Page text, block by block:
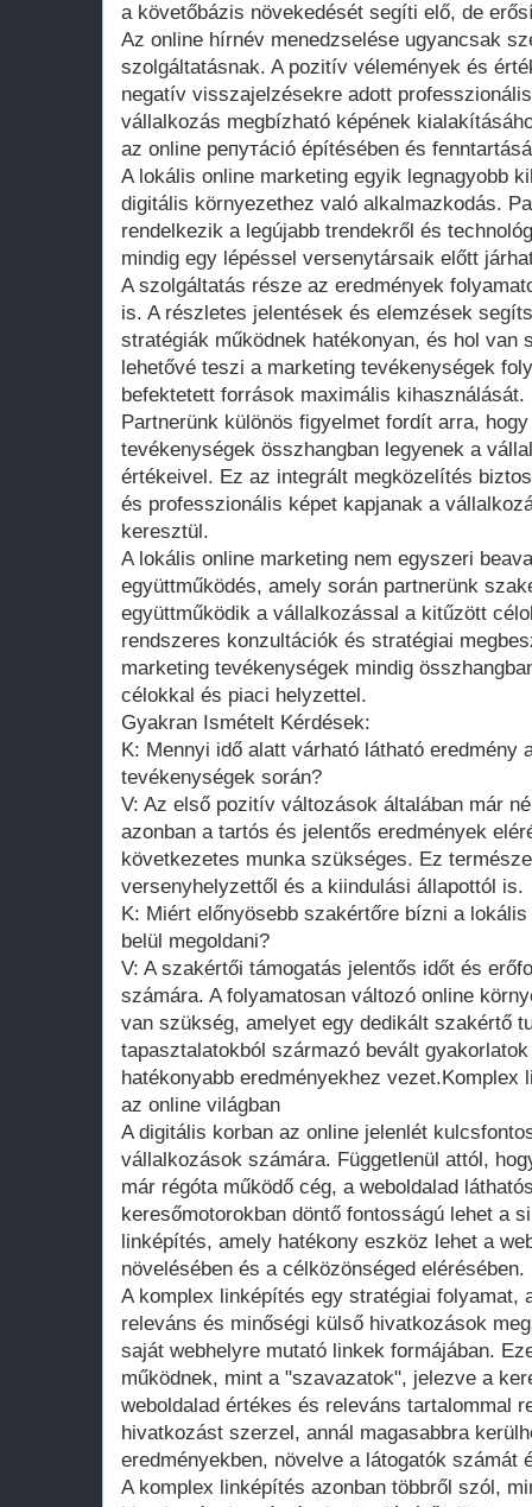
a követőbázis növekedését segíti elő, de
Az online hírnév menedzselése ugyancsak
szolgáltatásnak. A pozitív vélemények és
negatív visszajelzésekre adott
vállalkozás megbízható képének
az online репутáció építésében és
A lokális online marketing egyik legnagyobb
digitális környezethez való alkalmazkodás.
rendelkezik a legújabb trendekről és
mindig egy lépéssel versenytársaik előtt
A szolgáltatás része az eredmények
is. A részletes jelentések és elemzések
stratégiák működnek hatékonyan, és hol van
lehetővé teszi a marketing tevékenységek
befektetett források maximális kihasználását.
Partnerünk különös figyelmet fordít arra,
tevékenységek összhangban legyenek a
értékeivel. Ez az integrált megközelítés
és professzionális képet kapjanak a
keresztül.
A lokális online marketing nem egyszeri
együttműködés, amely során partnerünk
együttműködik a vállalkozással a kitűzött
rendszeres konzultációk és stratégiai
marketing tevékenységek mindig
célokkal és piaci helyzettel.
Gyakran Ismételt Kérdések:
K: Mennyi idő alatt várható látható eredmény
tevékenységek során?
V: Az első pozitív változások általában már
azonban a tartós és jelentős eredmények
következetes munka szükséges. Ez
versenyhelyzettől és a kiindulási állapottól is.
K: Miért előnyösebb szakértőre bízni a
belül megoldani?
V: A szakértői támogatás jelentős időt és
számára. A folyamatosan változó online
van szükség, amelyet egy dedikált szakértő
tapasztalatokból származó bevált
hatékonyabb eredményekhez
az online világban
A digitális korban az online jelenlét
vállalkozások számára. Függetlenül attól,
már régóta működő cég, a weboldalad
keresőmotorokban döntő fontosságú lehet a
linképítés, amely hatékony eszköz lehet a
növelésében és a célközönséged elérésében.
A komplex linképítés egy stratégiai folyamat,
releváns és minőségi külső hivatkozások
saját webhelyre mutató linkek formájában.
működnek, mint a "szavazatok", jelezve a
weboldalad értékes és releváns tartalommal
hivatkozást szerzel, annál magasabbra
eredményekben, növelve a látogatók számát
A komplex linképítés azonban többről szól,